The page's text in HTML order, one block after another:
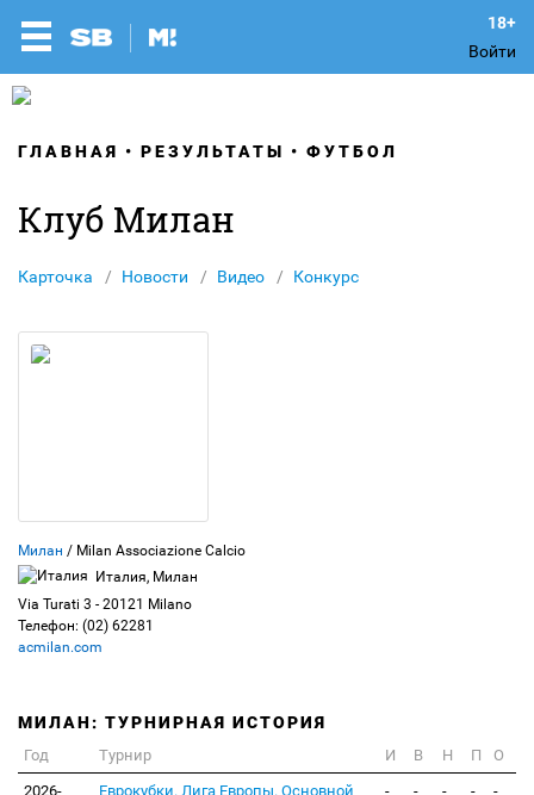
Войти
ГЛАВНАЯ РЕЗУЛЬТАТЫ ФУТБОЛ
Клуб Милан
Карточка Новости Видео Конкурс
Милан / Milan Associazione Calcio
Италия, Милан
Via Turati 3 - 20121 Milano
Телефон: (02) 62281
acmilan.com
МИЛАН: ТУРНИРНАЯ ИСТОРИЯ
Год Турнир И В Н П
О
2026-
Еврокубки. Лига Европы. Основной
- - - - -